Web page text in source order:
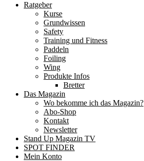
Ratgeber
Kurse
Grundwissen
Safety
Training und Fitness
Paddeln
Foiling
Wing
Produkte Infos
Bretter
Das Magazin
Wo bekomme ich das Magazin?
Abo-Shop
Kontakt
Newsletter
Stand Up Magazin TV
SPOT FINDER
Mein Konto